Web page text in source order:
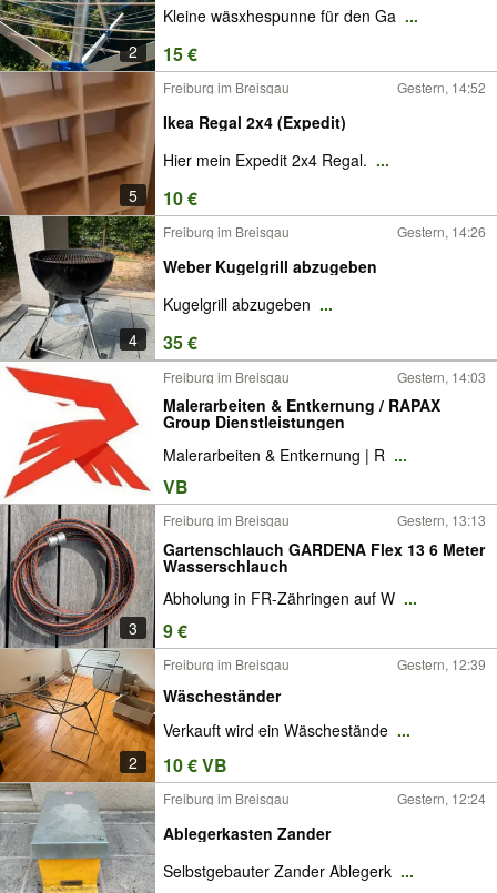
2
Kleine wäsxhespunne für den Ga ...
15 €
5
Freiburg im Breisgau Gestern, 14:52
Ikea Regal 2x4 (Expedit)
Hier mein Expedit 2x4 Regal. ...
10 €
4
Freiburg im Breisgau Gestern, 14:26
Weber Kugelgrill abzugeben
Kugelgrill abzugeben ...
35 €
Freiburg im Breisgau Gestern, 14:03
Malerarbeiten & Entkernung / RAPAX
Group Dienstleistungen
Malerarbeiten & Entkernung | R ...
VB
3
Freiburg im Breisgau Gestern, 13:13
Gartenschlauch GARDENA Flex 13 6 Meter
Wasserschlauch
Abholung in FR-Zähringen auf W ...
9 €
2
Freiburg im Breisgau Gestern, 12:39
Wäscheständer
Verkauft wird ein Wäschestände ...
10 € VB
Freiburg im Breisgau Gestern, 12:24
Ablegerkasten Zander
Selbstgebauter Zander Ablegerk ...